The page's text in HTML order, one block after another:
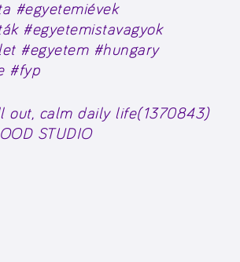
#egyetemiévek
#egyetemistavagyok
#egyetem #hungary
#fyp
out, calm daily life(1370843)
STUDIO